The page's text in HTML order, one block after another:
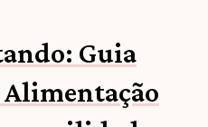
Guia
Alimentação